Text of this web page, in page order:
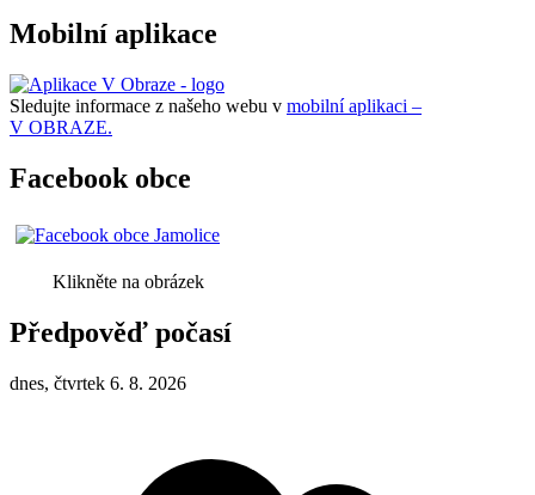
Mobilní aplikace
Sledujte informace z našeho webu v mobilní aplikaci –
V OBRAZE.
Facebook obce
Klikněte na obrázek
Předpověď počasí
dnes, čtvrtek 6. 8. 2026